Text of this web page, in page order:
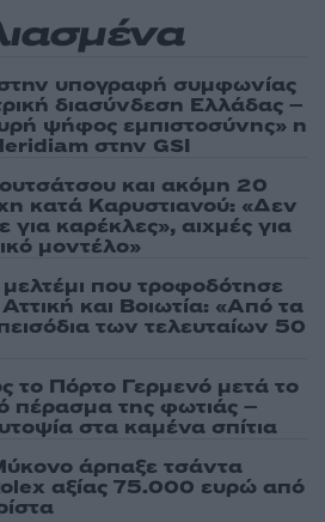
υπογραφή συμφωνίας
διασύνδεση Ελλάδας –
ψήφος εμπιστοσύνης» η
στην GSI
και ακόμη 20
κατά Καρυστιανού: «Δεν
καρέκλες», αιχμές για
μοντέλο»
που τροφοδότησε
και Βοιωτία: «Από τα
των τελευταίων 50
το Πόρτο Γερμενό μετά το
πέρασμα της φωτιάς –
στα καμένα σπίτια
άρπαξε τσάντα
αξίας 75.000 ευρώ από